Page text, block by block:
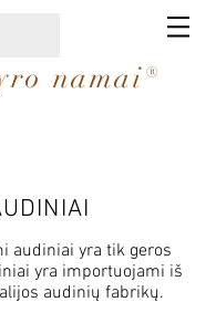
namai®
audiniai yra tik geros
yra importuojami iš
audinių fabrikų.